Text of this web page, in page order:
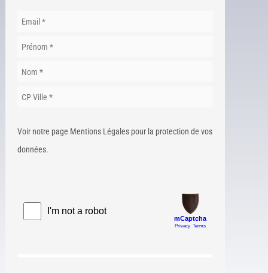
Voir notre page Mentions Légales pour la protection de vos
données.